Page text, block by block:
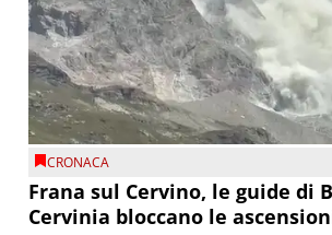
CRONACA
Frana sul Cervino, le guide di
Cervinia bloccano le